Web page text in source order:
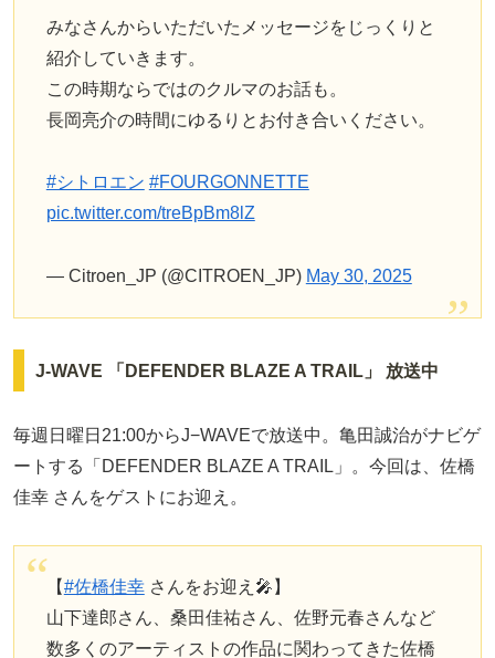
みなさんからいただいたメッセージをじっくりと
紹介していきます。
この時期ならではのクルマのお話も。
長岡亮介の時間にゆるりとお付き合いください。
#シトロエン #FOURGONNETTE
pic.twitter.com/treBpBm8lZ
— Citroen_JP (@CITROEN_JP) May 30, 2025
J-WAVE 「DEFENDER BLAZE A TRAIL」 放送中
毎週日曜日21:00からJ−WAVEで放送中。亀田誠治がナビゲ
ートする「DEFENDER BLAZE A TRAIL」。今回は、佐橋
佳幸 さんをゲストにお迎え。
【#佐橋佳幸さんをお迎え🎤】
山下達郎さん、桑田佳祐さん、佐野元春さんなど
数多くのアーティストの作品に関わってきた佐橋